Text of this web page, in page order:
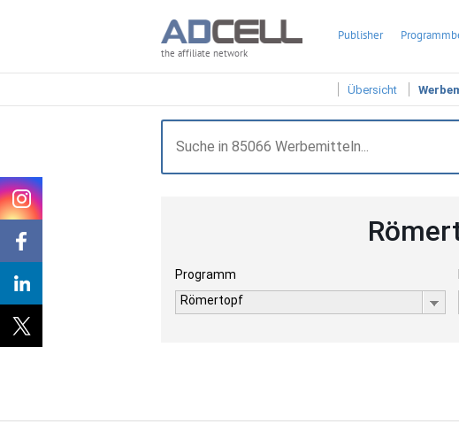
the affiliate network
Publisher
Übersicht
Programm
Römertopf